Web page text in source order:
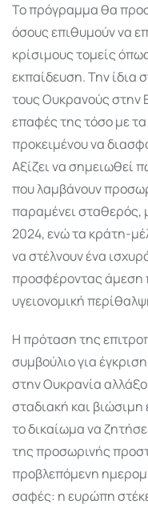
Το πρόγραμμα θα
όσους επιθυμούν να
κρίσιμους τομείς
εκπαίδευση. Την ίδια
τους Ουκρανούς στην
επαφές της τόσο με
προκειμένου να
Αξίζει να σημειωθεί
που λαμβάνουν
παραμένει σταθερός,
2024, ενώ τα κράτη-
να στέλνουν ένα
προσφέροντας άμεση
υγειονομική
Η πρόταση της
συμβούλιο για
στην Ουκρανία
σταδιακή και
το δικαίωμα να
της προσωρινής
προβλεπόμενη
σαφές: η ευρώπη